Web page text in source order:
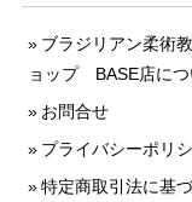
ブラジリアン柔術
ョップ BASE店につ
お問合せ
プライバシーポリ
特定商取引法に基